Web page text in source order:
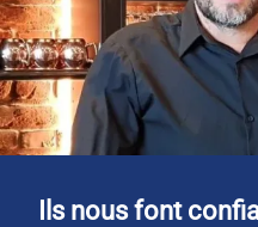
Ils nous font